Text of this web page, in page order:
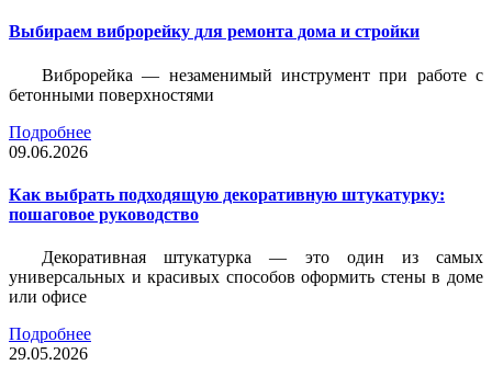
Выбираем виброрейку для ремонта дома и стройки
Виброрейка — незаменимый инструмент при работе с
бетонными поверхностями
Подробнее
09.06.2026
Как выбрать подходящую декоративную штукатурку:
пошаговое руководство
Декоративная штукатурка — это один из самых
универсальных и красивых способов оформить стены в доме
или офисе
Подробнее
29.05.2026